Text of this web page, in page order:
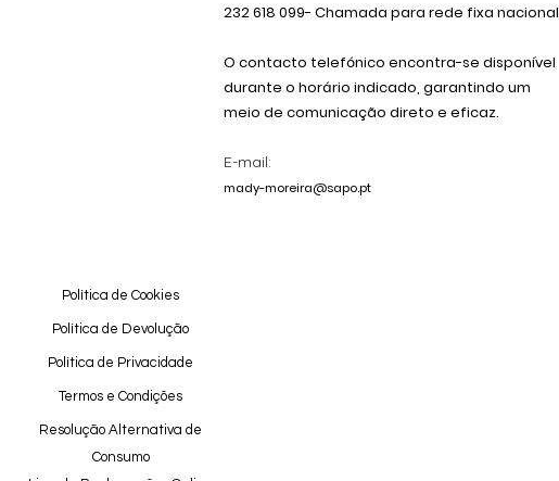
232 618 099- Chamada para rede fixa nacional
O contacto telefónico encontra-se disponível
durante o horário indicado, garantindo um
meio de comunicação direto e eficaz.
E-mail:
mady-moreira@sapo.pt
Política de Cookies
Política de Devolução
Política de Privacidade
Termos e Condições
Resolução Alternativa de
Consumo